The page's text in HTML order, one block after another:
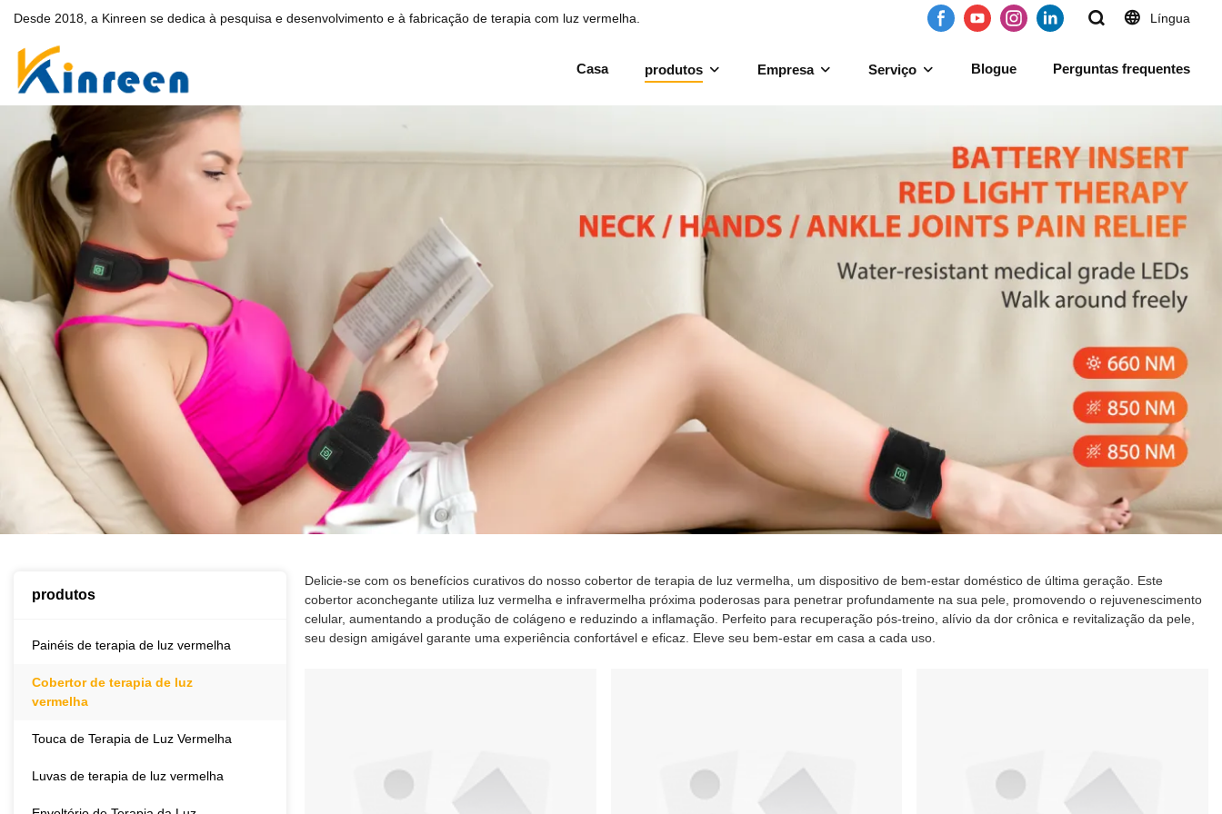
Desde 2018, a Kinreen se dedica à pesquisa e desenvolvimento e à fabricação de terapia com luz vermelha. Língua
Casa produtos Empresa Serviço Blogue Perguntas frequentes
Cobertor de terapia de luz vermelha
Cobertor de terapia de luz vermelha
produtos
Painéis de terapia de luz vermelha
Cobertor de terapia de luz
vermelha
Touca de Terapia de Luz Vermelha
Luvas de terapia de luz vermelha
Delicie-se com os benefícios curativos do nosso cobertor de terapia de luz vermelha, um dispositivo de bem-estar doméstico de última geração. Este
cobertor aconchegante utiliza luz vermelha e infravermelha próxima poderosas para penetrar profundamente na sua pele, promovendo o rejuvenescimento
celular, aumentando a produção de colágeno e reduzindo a inflamação. Perfeito para recuperação pós-treino, alívio da dor crônica e revitalização da pele,
seu design amigável garante uma experiência confortável e eficaz. Eleve seu bem-estar em casa a cada uso.